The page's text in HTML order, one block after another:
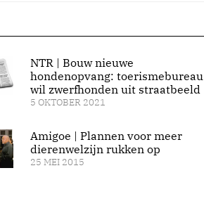
NTR | Bouw nieuwe
hondenopvang: toerismebureau
wil zwerfhonden uit straatbeeld
5 OKTOBER 2021
Amigoe | Plannen voor meer
dierenwelzijn rukken op
25 MEI 2015